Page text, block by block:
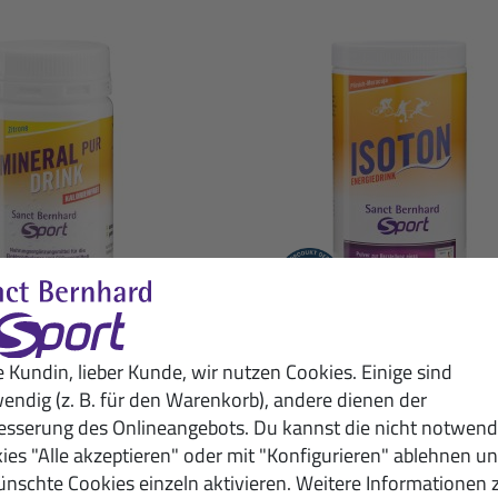
Kundin, lieber Kunde, wir nutzen Cookies. Einige sind
(z. B. für den Warenkorb), andere dienen der
des Onlineangebots. Du kannst die nicht
"Alle akzeptieren" oder mit "Konfigurieren" ablehnen
Cookies einzeln aktivieren. Weitere Informationen
Pur-Drink
100-g-Packung
9,50 €
(100g / 1 kg = 95,00 €)
MwSt. zzgl.Versandkosten
Isoton Energiedrink
Pfirsich-Maracuja: 900-
16,50 €
(900g / 1 kg = 18,33 €)
inkl. MwSt. zzgl.